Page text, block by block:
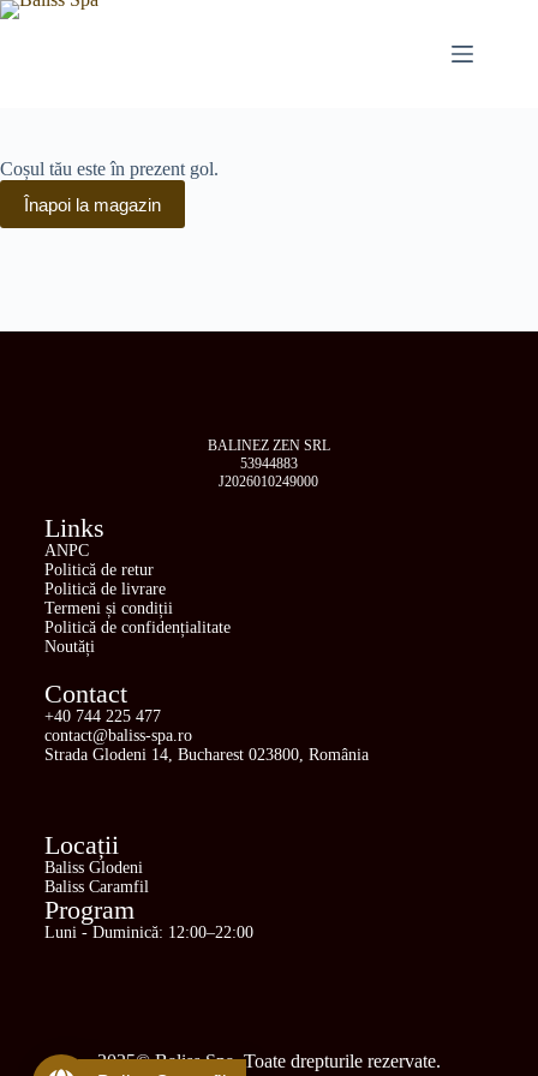
Coșul tău este în prezent gol.
Înapoi la magazin
BALINEZ ZEN SRL
53944883
J2026010249000
Links
ANPC
Politică de retur
Politică de livrare
Termeni și condiții
Politică de confidențialitate
Noutăți
Contact
+40 744 225 477
contact@baliss-spa.ro
Strada Glodeni 14, Bucharest 023800, România
Locații
Baliss Glodeni
Baliss Caramfil
Program
Luni - Duminică: 12:00–22:00
2025© Baliss Spa. Toate drepturile rezervate.